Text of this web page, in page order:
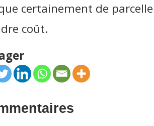
certainement de
coût.